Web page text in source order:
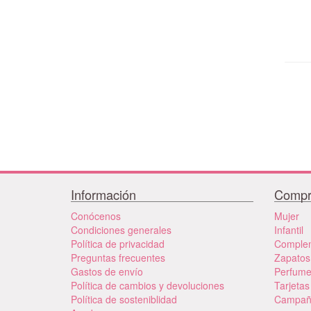
Información
Conócenos
Condiciones generales
Política de privacidad
Preguntas frecuentes
Gastos de envío
Política de cambios y devoluciones
Política de sosteniblidad
Mujer
Infantil
Perfume